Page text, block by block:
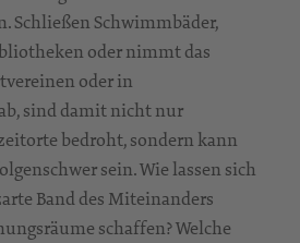
Schließen Schwimmbäder,
oder nimmt das
oder in
sind damit nicht nur
bedroht, sondern kann
sein. Wie lassen sich
Band des Miteinanders
schaffen? Welche